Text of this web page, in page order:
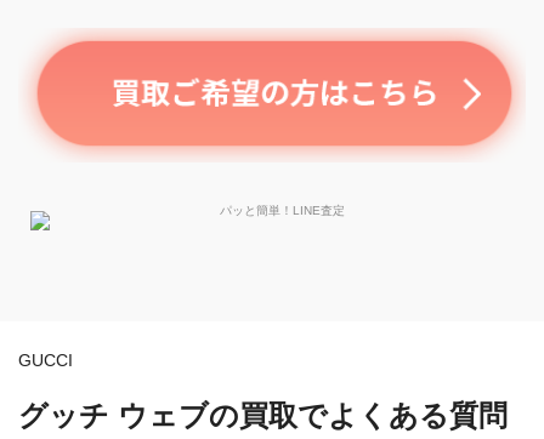
GUCCI
グッチ ウェブの買取でよくある質問